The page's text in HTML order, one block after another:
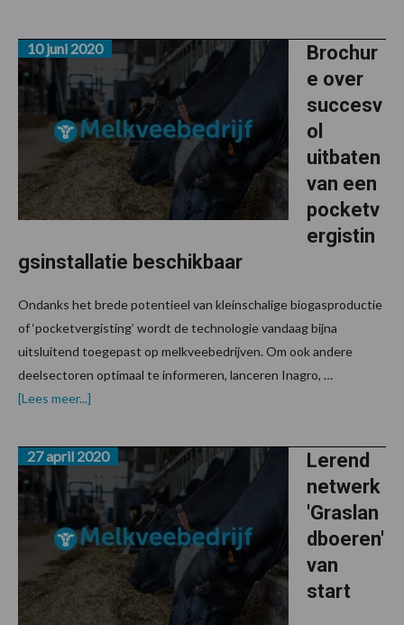
Brochur
e over
succesv
ol
uitbaten
van een
pocketv
ergistin
gsinstallatie beschikbaar
10 juni 2020
Ondanks het brede potentieel van kleinschalige biogasproductie
of ‘pocketvergisting’ wordt de technologie vandaag bijna
uitsluitend toegepast op melkveebedrijven. Om ook andere
deelsectoren optimaal te informeren, lanceren Inagro, …
[Lees meer...]
van
een
pocketvergistingsinstallatie
beschikbaar
Lerend
netwerk
'Graslan
dboeren'
van
start
27 april 2020